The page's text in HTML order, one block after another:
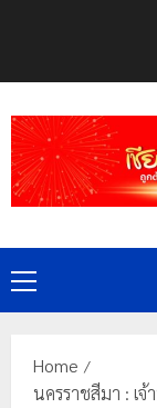
Primary
Menu
Home
นครราชสีมา : เ